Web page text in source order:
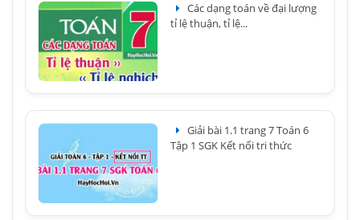
Các dạng toán về đại lượng
tỉ lệ thuận, tỉ lệ...
Giải bài 1.1 trang 7 Toán 6
Tập 1 SGK Kết nối tri thức